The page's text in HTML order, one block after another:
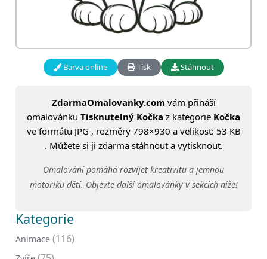
Barva online Tisk Stáhnout
ZdarmaOmalovanky.com vám přináší
omalovánku Tisknutelný Kočka z kategorie Kočka
ve formátu JPG , rozměry 798×930 a velikost: 53 KB
. Můžete si ji zdarma stáhnout a vytisknout.
Omalování pomáhá rozvíjet kreativitu a jemnou
motoriku dětí. Objevte další omalovánky v sekcích níže!
Kategorie
Animace (116)